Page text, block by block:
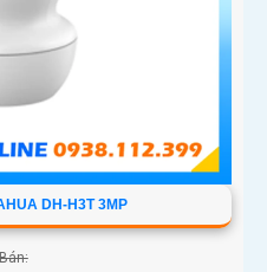
DH-H3T 3MP